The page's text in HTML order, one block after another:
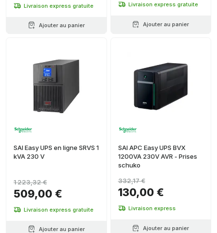
Livraison express gratuite
Ajouter au panier
Livraison express gratuite
Ajouter au panier
SAI Easy UPS en ligne SRVS 1
kVA 230 V
509,00 €
1 223,32 €
Livraison express gratuite
Ajouter au panier
SAI APC Easy UPS BVX
1200VA 230V AVR - Prises
schuko
130,00 €
332,17 €
Livraison express
Ajouter au panier